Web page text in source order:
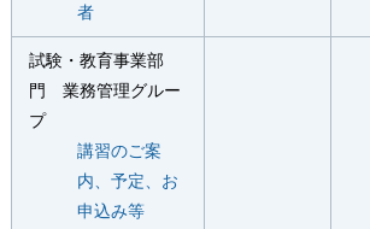
者
試験・教育事業部
門 業務管理グルー
プ
講習のご案
内、予定、お
申込み等